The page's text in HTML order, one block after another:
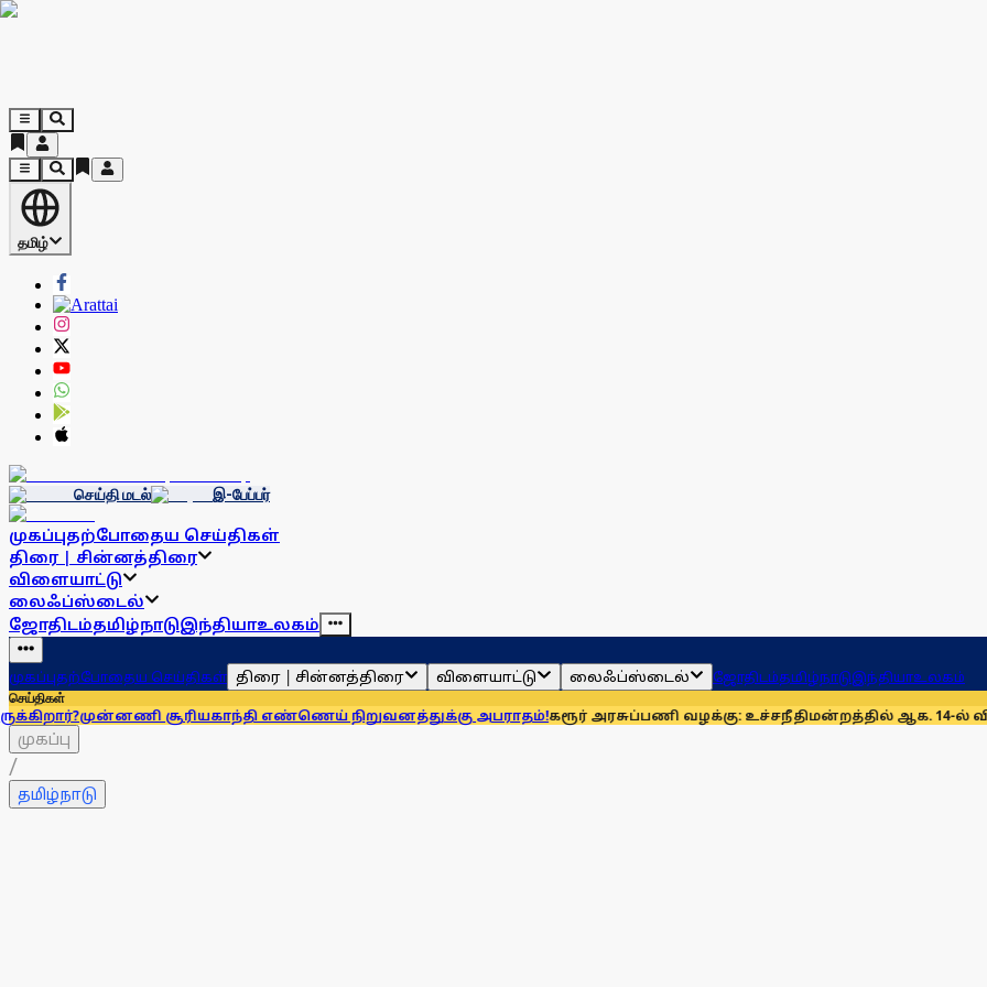
தமிழ்
செய்தி மடல் இ-பேப்பர்
முகப்புதற்போதைய செய்திகள்
திரை | சின்னத்திரை
விளையாட்டு
லைஃப்ஸ்டைல்
ஜோதிடம்தமிழ்நாடுஇந்தியாஉலகம்
முகப்புதற்போதைய செய்திகள் திரை | சின்னத்திரை விளையாட்டு லைஃப்ஸ்டைல் ஜோதிடம்தமிழ்நாடுஇந்தியாஉலகம்
செய்திகள்
சூரியகாந்தி எண்ணெய் நிறுவனத்துக்கு அபராதம்!கரூர் அரசுப்பணி வழக்கு: உச்சநீதிமன்றத்தில் ஆக. 14-ல் விசாரணை
முகப்பு
/
தமிழ்நாடு